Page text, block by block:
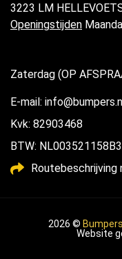
3223 LM
Openingstijden
Zaterdag (OP
E-mail:
Kvk: 82903468
BTW:
Routebeschrijving
2026 ©
Website